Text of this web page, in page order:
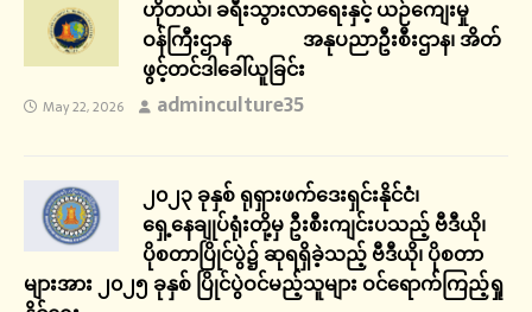
ဟိုတယ်၊ ခရီးသွားလာရေးနှင့် ယဉ်ကျေးမှု
ဝန်ကြီးဌာန အနုပညာဦးစီးဌာန၊ အိတ်
ဖွင့်တင်ဒါခေါ်ယူခြင်း
May 22, 2026 adminculture35
၂၀၂၃ ခုနှစ် ရုရှားဖက်ဒေးရှင်းနိုင်ငံ၊
ရှေ့နေချုပ်ရုံးတို့မှ ဦးစီးကျင်းပသည့် ဗီဒီယို၊
ပိုစတာပြိုင်ပွဲ၌ ဆုရရှိခဲ့သည့် ဗီဒီယို၊ ပိုစတာ
များအား ၂၀၂၅ ခုနှစ် ပြိုင်ပွဲဝင်မည့်သူများ ဝင်ရောက်ကြည့်ရှု